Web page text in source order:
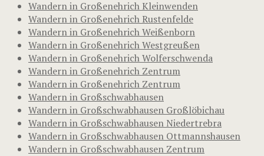
Wandern in Großenehrich Kleinwenden
Wandern in Großenehrich Rustenfelde
Wandern in Großenehrich Weißenborn
Wandern in Großenehrich Westgreußen
Wandern in Großenehrich Wolferschwenda
Wandern in Großenehrich Zentrum
Wandern in Großenehrich Zentrum
Wandern in Großschwabhausen
Wandern in Großschwabhausen Großlöbichau
Wandern in Großschwabhausen Niedertrebra
Wandern in Großschwabhausen Ottmannshausen
Wandern in Großschwabhausen Zentrum